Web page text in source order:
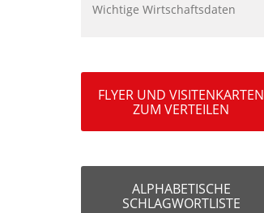
Wichtige Wirtschaftsdaten
FLYER UND VISITENKARTEN
ZUM VERTEILEN
ALPHABETISCHE
SCHLAGWORTLISTE